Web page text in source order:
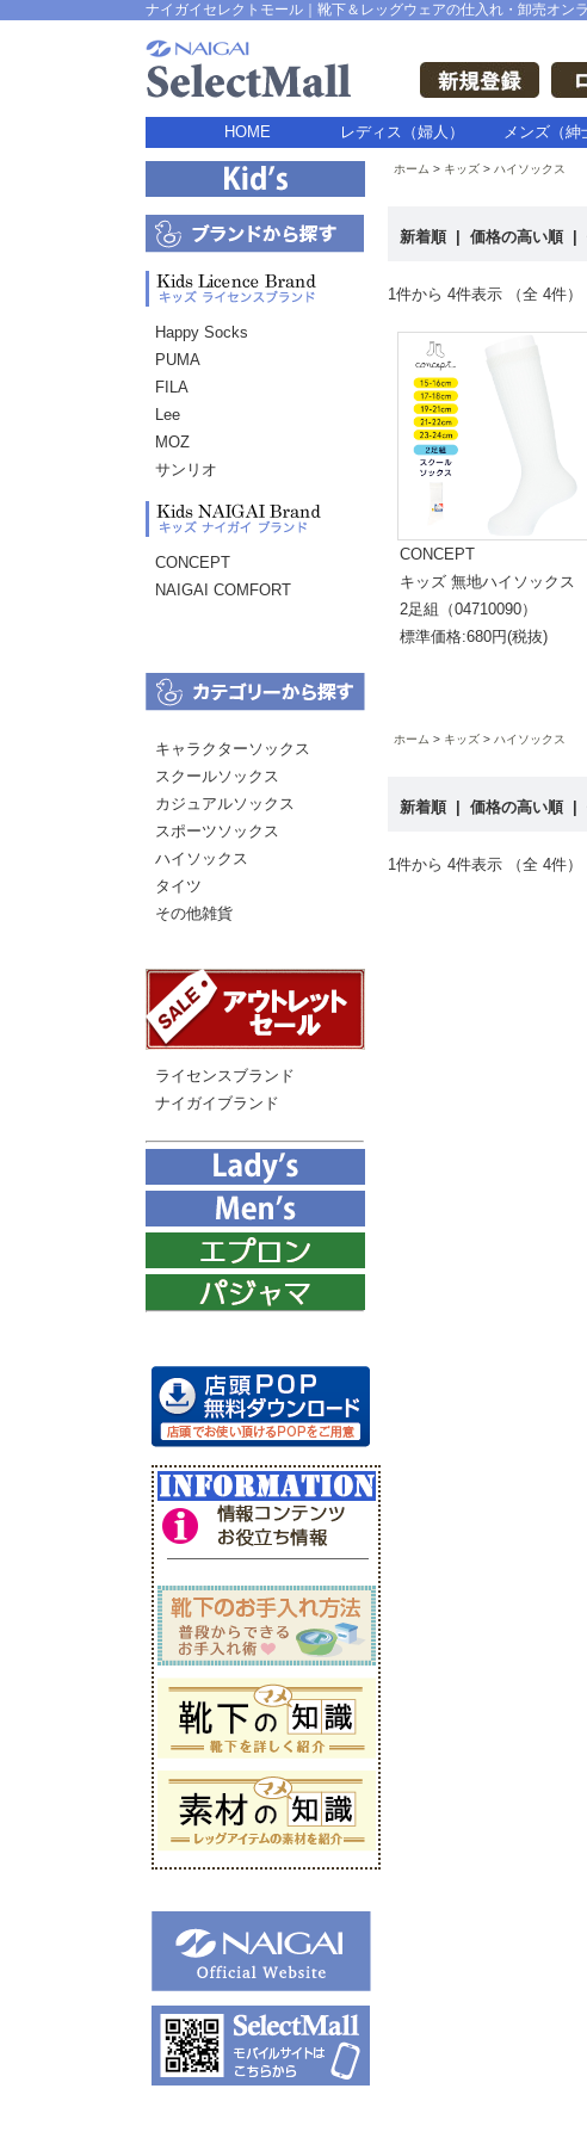
ナイガイセレクトモール｜靴下＆レッグウェアの仕入れ・卸売オン
HOME レディス（婦人） メンズ（紳
Happy Socks
PUMA
FILA
Lee
MOZ
サンリオ
CONCEPT
NAIGAI COMFORT
キャラクターソックス
スクールソックス
カジュアルソックス
スポーツソックス
ハイソックス
タイツ
その他雑貨
ライセンスブランド
ナイガイブランド
ホーム キッズ ハイソックス
新着順 |価格の高い順 |
1件から 4件表示 （全 4件）
CONCEPT
キッズ 無地ハイソックス
2足組（04710090）
標準価格:680円(税抜)
ホーム キッズ ハイソックス
新着順 |価格の高い順 |
1件から 4件表示 （全 4件）